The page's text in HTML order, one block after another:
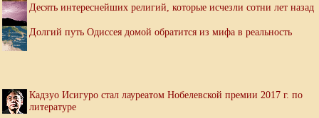
Десять интереснейших религий, которые исчезли сотни лет назад
Долгий путь Одиссея домой обратится из мифа в реальность
Кадзуо Исигуро стал лауреатом Нобелевской премии 2017 г. по
литературе